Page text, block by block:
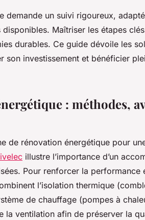
demande un suivi rigoureux,
Maîtriser les étapes
durables. Ce guide dévoile les
son investissement et bénéficier
: méthodes,
de rénovation énergétique pour
illustre l’importance d’un
Pour renforcer la performance
l’isolation thermique
de chauffage (pompes à
la ventilation afin de préserver la